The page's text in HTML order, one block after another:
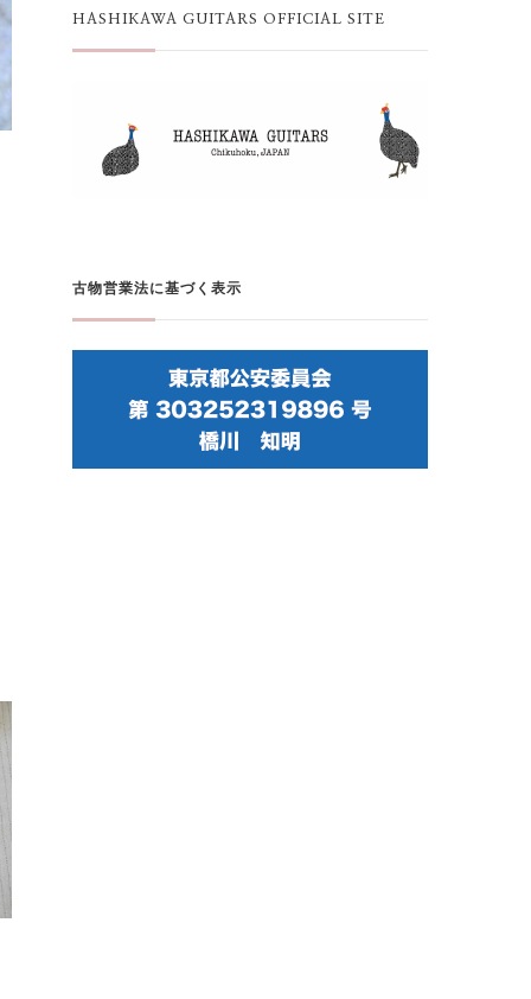
HASHIKAWA GUITARS OFFICIAL SITE
古物営業法に基づく表示